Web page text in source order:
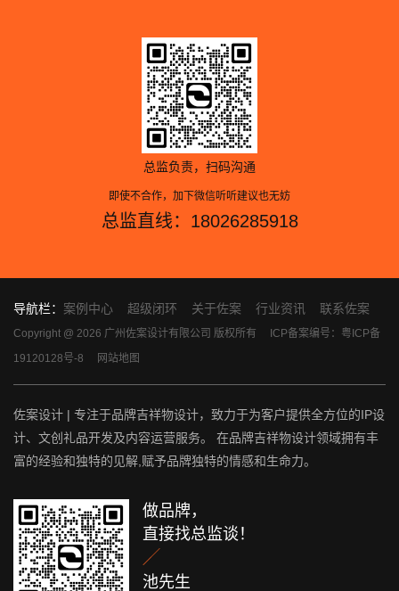
总监负责，扫码沟通
即使不合作，加下微信听听建议也无妨
总监直线：18026285918
导航栏： 案例中心 超级闭环 关于佐案 行业资讯 联系佐案
Copyright @ 2026 广州佐案设计有限公司 版权所有
ICP备案编号：粤ICP备
19120128号-8
网站地图
佐案设计 | 专注于品牌吉祥物设计，致力于为客户提供全方位的IP设
计、文创礼品开发及内容运营服务。 在品牌吉祥物设计领域拥有丰
富的经验和独特的见解,赋予品牌独特的情感和生命力。
做品牌，
直接找总监谈！

池先生